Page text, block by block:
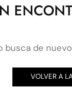
busca de
VOLVER A